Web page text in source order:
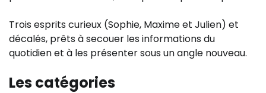
Trois esprits curieux (Sophie, Maxime et Julien) et
décalés, prêts à secouer les informations du
quotidien et à les présenter sous un angle nouveau.
Les catégories